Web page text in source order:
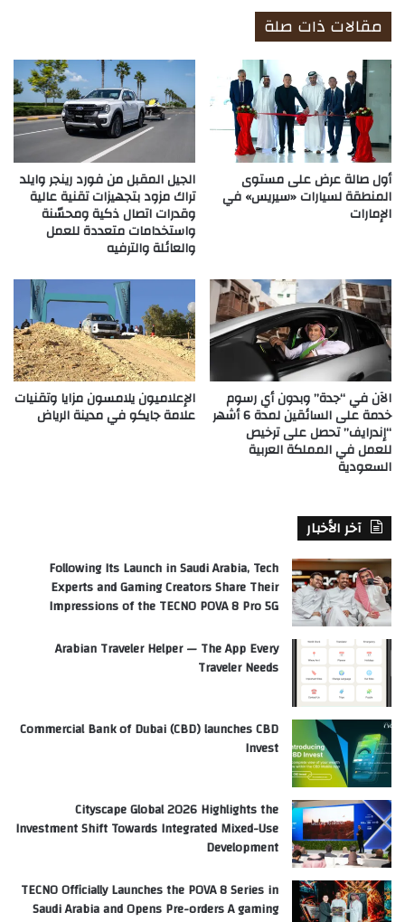
مقالات ذات صلة
أول صالة عرض على مستوى
المنطقة لسيارات «سيريس» في
الإمارات
الجيل المقبل من فورد رينجر وايلد
تراك مزود بتجهيزات تقنية عالية
وقدرات اتصال ذكية ومحسّنة
واستخدامات متعددة للعمل
والعائلة والترفيه
الآن في “جدة” وبدون أي رسوم
خدمة على السائقين لمدة 6 أشهر
“إندرايف” تحصل على ترخيص
للعمل في المملكة العربية
السعودية
الإعلاميون يلامسون مزايا وتقنيات
علامة جايكو في مدينة الرياض
آخر الأخبار
Following Its Launch in Saudi Arabia, Tech
Experts and Gaming Creators Share Their
Impressions of the TECNO POVA 8 Pro 5G
Arabian Traveler Helper — The App Every
Traveler Needs
Commercial Bank of Dubai (CBD) launches CBD
Invest
Cityscape Global 2026 Highlights the
Investment Shift Towards Integrated Mixed-Use
Development
TECNO Officially Launches the POVA 8 Series in
Saudi Arabia and Opens Pre-orders A gaming